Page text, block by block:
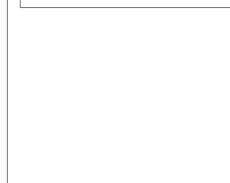
propiedad de H&M Hennes & Mauritz AB.